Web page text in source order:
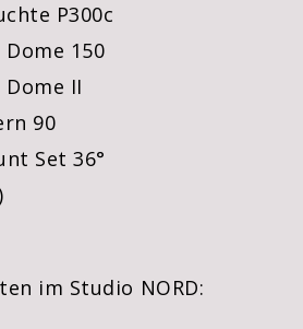
im Studio NORD:
P300c
150
II
90
Set 36°